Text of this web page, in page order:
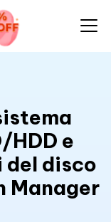
HDD e
disco
Manager